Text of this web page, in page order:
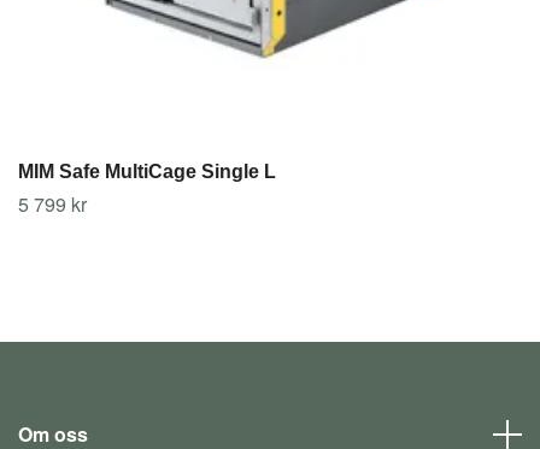
MIM Safe MultiCage Single L
5 799 kr
Om oss